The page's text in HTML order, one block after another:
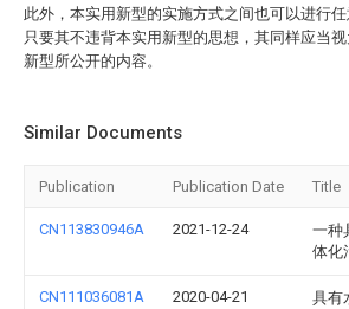
此外，本实用新型的实施方式之间也可以进行任
只要其不违背本实用新型的思想，其同样应当视
新型所公开的内容。
Similar Documents
Publication Publication Date Title
CN113830946A 2021-12-24
一种
体化
CN111036081A 2020-04-21
具有